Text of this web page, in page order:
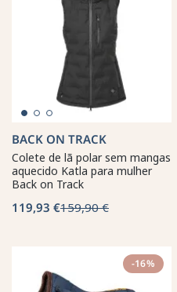
BACK ON TRACK
Colete de lã polar sem mangas
aquecido Katla para mulher
Back on Track
119,93 €159,90 €
-16%